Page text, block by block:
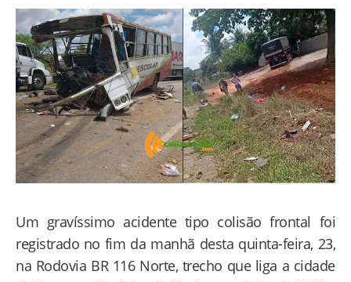
Um gravíssimo acidente tipo colisão frontal foi
registrado no fim da manhã desta quinta-feira, 23,
na Rodovia BR 116 Norte, trecho que liga a cidade